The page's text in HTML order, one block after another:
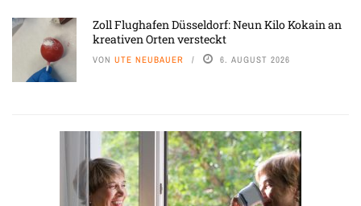
Zoll Flughafen Düsseldorf: Neun Kilo Kokain an
kreativen Orten versteckt
VON UTE NEUBAUER 6. AUGUST 2026